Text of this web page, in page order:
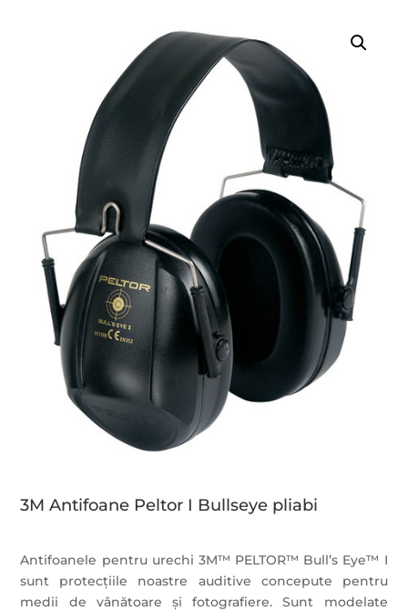
3M Antifoane Peltor I Bullseye pliabi
Antifoanele pentru urechi 3M™ PELTOR™ Bull’s Eye™ I
sunt protecțiile noastre auditive concepute pentru
medii de vânătoare și fotografiere. Sunt modelate